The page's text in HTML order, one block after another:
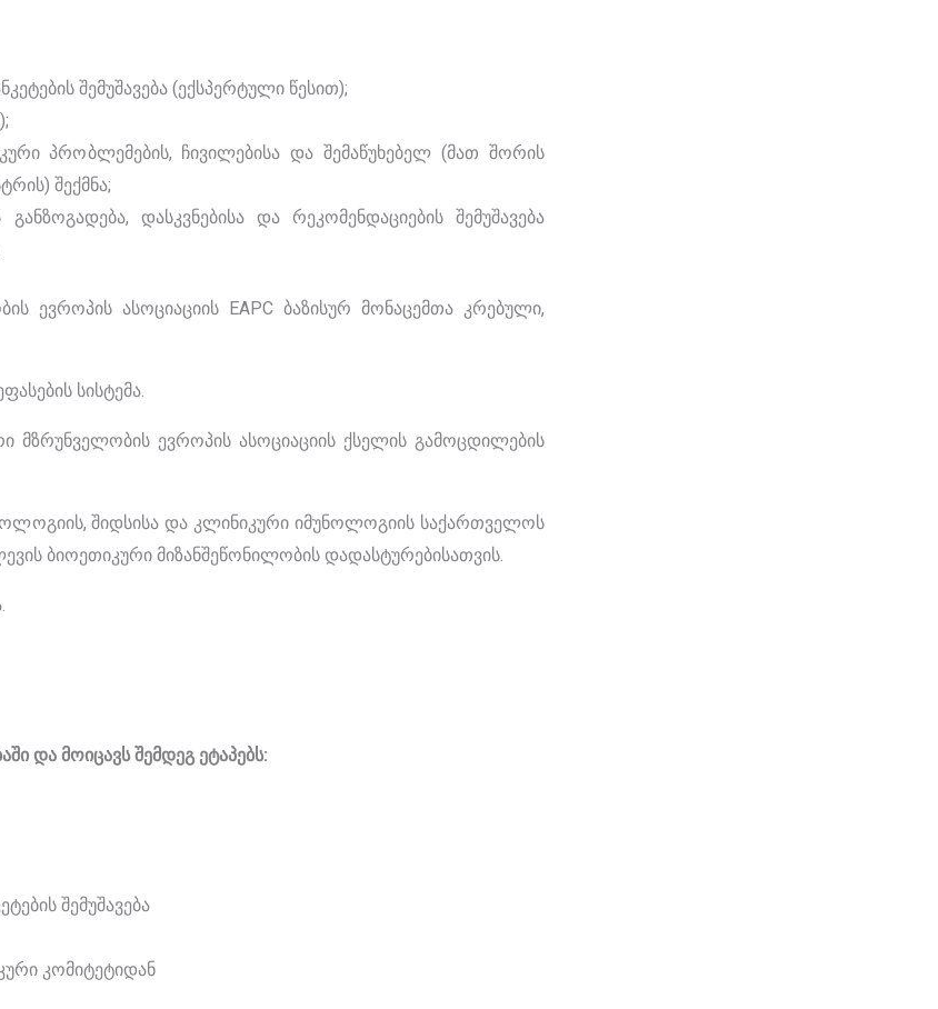
შემუშავება (ექსპერტული წესით);
პრობლემების, ჩივილებისა და შემაწუხებელ (მათ შორის
შექმნა;
დასკვნებისა და რეკომენდაციების შემუშავება
ევროპის ასოციაციის EAPC ბაზისურ მონაცემთა კრებული,
სისტემა.
მზრუნველობის ევროპის ასოციაციის ქსელის გამოცდილების
შიდსისა და კლინიკური იმუნოლოგიის საქართველოს
ბიოეთიკური მიზანშეწონილობის დადასტურებისათვის.
და მოიცავს შემდეგ ეტაპებს:
შემუშავება
კომიტეტიდან